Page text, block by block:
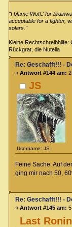
"I blame WotC for
acceptable for a fighter,
solars."
Kleine Rechtschreibhilfe:
Rückgrat, die Nutella
JS
Username: JS
Re: Geschafft!!! -
« Antwort #144 am:
Feine Sache. Auf
ging mir nach 50,
Last Ronin
Re: Geschafft!!! -
« Antwort #145 am: